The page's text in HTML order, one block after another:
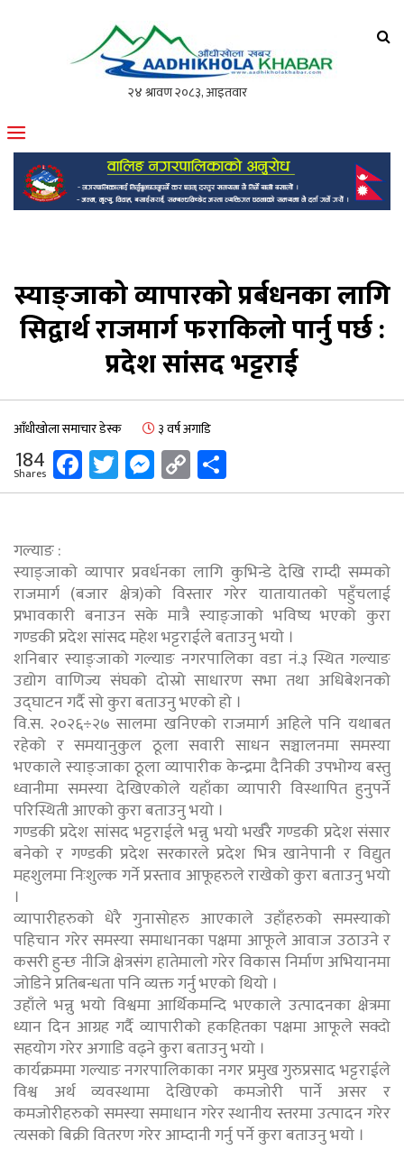
मोफसलकै लोकप्रिय अनलाइन पत्रिका
स्याङ्जाको व्यापारको प्रर्बधनका लागि
सिद्वार्थ राजमार्ग फराकिलो पार्नु पर्छ :
प्रदेश सांसद भट्टराई
आँधीखोला समाचार डेस्क ३ वर्ष अगाडि
184
Shares Facebook
Twitter
Messenger
Copy
Link
गल्याङ :
स्याङ्जाको व्यापार प्रवर्धनका लागि कुभिन्डे देखि राम्दी सम्मको
राजमार्ग (बजार क्षेत्र)को विस्तार गरेर यातायातको पहुँचलाई
प्रभावकारी बनाउन सके मात्रै स्याङ्जाको भविष्य भएको कुरा
गण्डकी प्रदेश सांसद महेश भट्टराईले बताउनु भयो ।
शनिबार स्याङ्जाको गल्याङ नगरपालिका वडा नं.३ स्थित गल्याङ
उद्योग वाणिज्य संघको दोस्रो साधारण सभा तथा अधिबेशनको
उद्घाटन गर्दै सो कुरा बताउनु भएको हो ।
वि.स. २०२६÷२७ सालमा खनिएको राजमार्ग अहिले पनि यथाबत
रहेको र समयानुकुल ठूला सवारी साधन सञ्चालनमा समस्या
भएकाले स्याङ्जाका ठूला व्यापारीक केन्द्रमा दैनिकी उपभोग्य बस्तु
ध्वानीमा समस्या देखिएकोले यहाँका व्यापारी विस्थापित हुनुपर्ने
परिस्थिती आएको कुरा बताउनु भयो ।
गण्डकी प्रदेश सांसद भट्टराईले भन्नु भयो भर्खरै गण्डकी प्रदेश संसार
बनेको र गण्डकी प्रदेश सरकारले प्रदेश भित्र खानेपानी र विद्युत
महशुलमा निःशुल्क गर्ने प्रस्ताव आफूहरुले राखेको कुरा बताउनु भयो
।
व्यापारीहरुको धेरै गुनासोहरु आएकाले उहाँहरुको समस्याको
पहिचान गरेर समस्या समाधानका पक्षमा आफूले आवाज उठाउने र
कसरी हुन्छ नीजि क्षेत्रसंग हातेमालो गरेर विकास निर्माण अभियानमा
जोडिने प्रतिबन्धता पनि व्यक्त गर्नु भएको थियो ।
उहाँले भन्नु भयो विश्वमा आर्थिकमन्दि भएकाले उत्पादनका क्षेत्रमा
ध्यान दिन आग्रह गर्दै व्यापारीको हकहितका पक्षमा आफूले सक्दो
सहयोग गरेर अगाडि वढ्ने कुरा बताउनु भयो ।
कार्यक्रममा गल्याङ नगरपालिकाका नगर प्रमुख गुरुप्रसाद भट्टराईले
विश्व अर्थ व्यवस्थामा देखिएको कमजोरी पार्ने असर र
कमजोरीहरुको समस्या समाधान गरेर स्थानीय स्तरमा उत्पादन गरेर
त्यसको बिक्री वितरण गरेर आम्दानी गर्नु पर्ने कुरा बताउनु भयो ।